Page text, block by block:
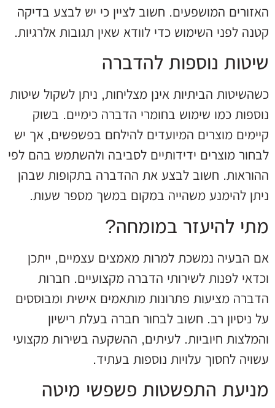
האזורים המושפעים. חשוב לציין כי יש לבצע בדיקה
קטנה לפני השימוש כדי לוודא שאין תגובות אלרגיות.
שיטות נוספות להדברה
כשהשיטות הביתיות אינן מצליחות, ניתן לשקול שיטות
נוספות כמו שימוש בחומרי הדברה כימיים. בשוק
קיימים מוצרים המיועדים להילחם בפשפשים, אך יש
לבחור מוצרים ידידותיים לסביבה ולהשתמש בהם לפי
ההוראות. חשוב לבצע את ההדברה בתקופות שבהן
ניתן להימנע משהייה במקום במשך מספר שעות.
מתי להיעזר במומחה?
אם הבעיה נמשכת למרות מאמצים עצמיים, ייתכן
וכדאי לפנות לשירותי הדברה מקצועיים. חברות
הדברה מציעות פתרונות מותאמים אישית ומבוססים
על ניסיון רב. חשוב לבחור חברה בעלת רישיון
והמלצות חיוביות. לעיתים, ההשקעה בשירות מקצועי
עשויה לחסוך עלויות נוספות בעתיד.
מניעת התפשטות פשפשי מיטה